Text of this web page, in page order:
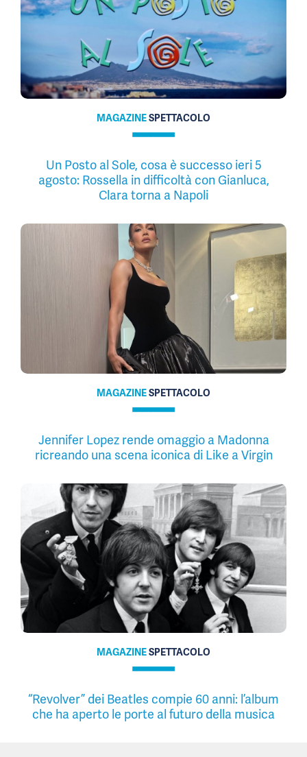
MAGAZINESPETTACOLO
Un Posto al Sole, cosa è successo ieri 5
agosto: Rossella in difficoltà con Gianluca,
Clara torna a Napoli
MAGAZINESPETTACOLO
Jennifer Lopez rende omaggio a Madonna
ricreando una scena iconica di Like a Virgin
MAGAZINESPETTACOLO
“Revolver” dei Beatles compie 60 anni: l’album
che ha aperto le porte al futuro della musica